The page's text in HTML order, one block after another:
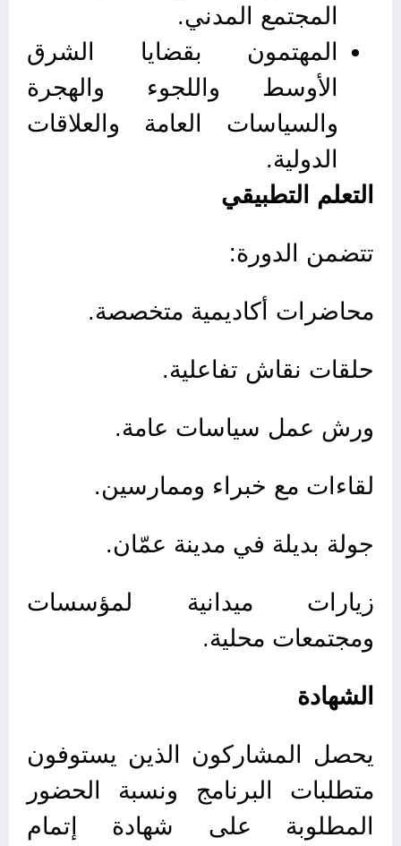
المجتمع المدني.
المهتمون بقضايا الشرق
الأوسط واللجوء والهجرة
والسياسات العامة والعلاقات
الدولية.
التعلم التطبيقي
تتضمن الدورة:
محاضرات أكاديمية متخصصة.
حلقات نقاش تفاعلية.
ورش عمل سياسات عامة.
لقاءات مع خبراء وممارسين.
جولة بديلة في مدينة عمّان.
زيارات ميدانية لمؤسسات
ومجتمعات محلية.
الشهادة
يحصل المشاركون الذين يستوفون
متطلبات البرنامج ونسبة الحضور
المطلوبة على شهادة إتمام